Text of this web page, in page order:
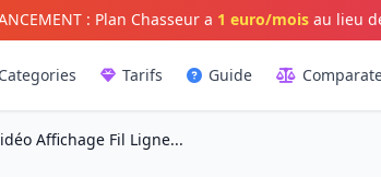
: Plan Chasseur a 1 euro/mois au lieu
Categories Tarifs Guide
Affichage Fil Ligne...